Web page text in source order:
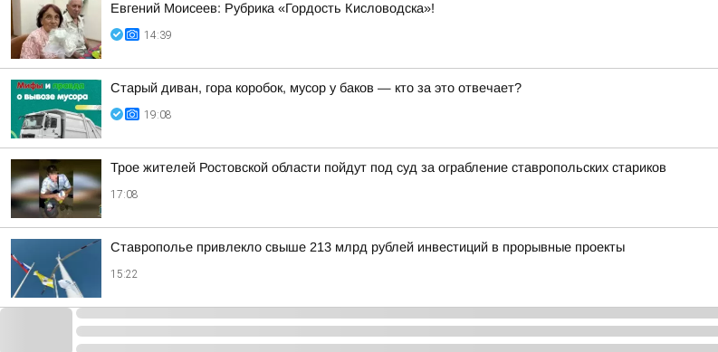
Евгений Моисеев: Рубрика «Гордость Кисловодска»!
14:39
Старый диван, гора коробок, мусор у баков — кто за это отвечает?
19:08
Трое жителей Ростовской области пойдут под суд за ограбление ставропольских стариков
17:08
Ставрополье привлекло свыше 213 млрд рублей инвестиций в прорывные проекты
15:22